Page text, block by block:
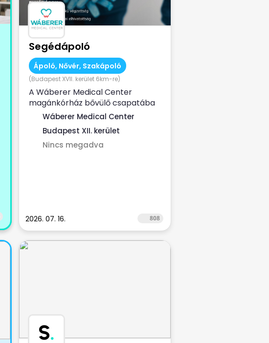
Segédápoló
Ápoló, Nővér, Szakápoló
(Budapest XVII. kerület 6km-re)
A Wáberer Medical Center
magánkórház bővülő csapatába
keres új munkatársat – segédápoló
Wáberer Medical Center
Budapest XII. kerület
Nincs megadva
2026. 07. 16. 808
S.